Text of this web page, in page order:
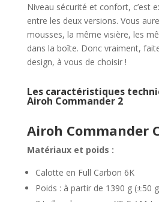
Niveau sécurité et confort, c’est
entre les deux versions. Vous
mousses, la même visière, les
dans la boîte. Donc vraiment,
design, à vous de choisir !
Les caractéristiques
Airoh Commander 2
Airoh Commander
Matériaux et poids :
Calotte en Full Carbon 6K
Poids : à partir de 1390 g (±50